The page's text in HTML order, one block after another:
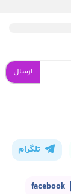
ارسال
تلگرام